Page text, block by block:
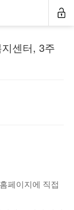
센터, 3주
페이지에 직접